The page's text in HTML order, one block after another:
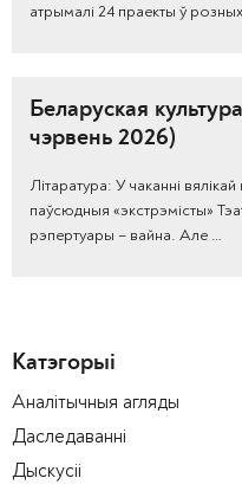
атрымалі 24 праекты ў
Беларуская
чэрвень 2026)
Літаратура: У чаканні
паўсюдныя «экстрэмісты»
рэпертуары – вайна. Але …
Катэгорыі
Аналітычныя агляды
Даследаванні
Дыскусіі